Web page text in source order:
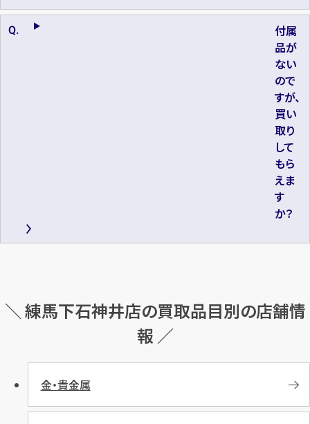
付属
品が
ない
ので
すが、
買い
取り
して
もら
えま
す
か？
＼ 練馬下石神井店の買取品目別の店舗情
報 ／
金・貴金属